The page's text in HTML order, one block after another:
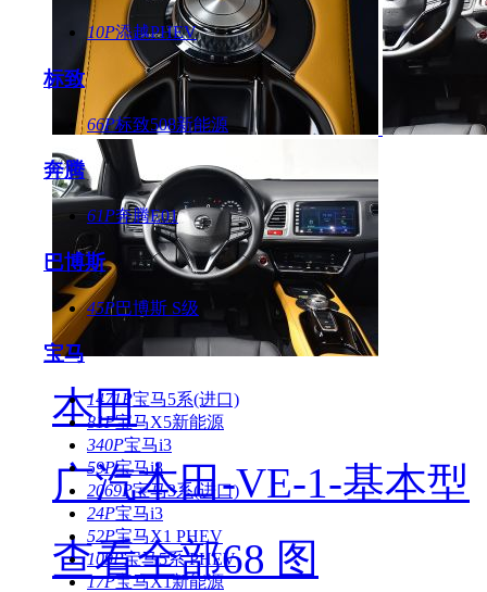
10P添越PHEV
标致
66P标致508新能源
奔腾
61P奔腾E01
巴博斯
45P巴博斯 S级
宝马
1471P宝马5系(进口)
81P宝马X5新能源
340P宝马i3
59P宝马i8
2069P宝马3系(进口)
24P宝马i3
52P宝马X1 PHEV
109P宝马5系 PHEV
17P宝马X1新能源
本田
广汽本田-VE-1-基本型
查看全部68 图